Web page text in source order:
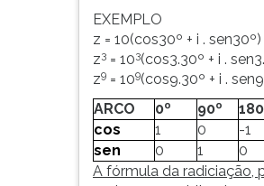
EXEMPLO
z = 10(cos30º + i . sen30º)
z3 = 103(cos3.30º + i .
z9 = 109(cos9.30º + i .
ARCO
0º 90º
cos
1 0 -1
sen
0 1 0
A fórmula da radiciação,